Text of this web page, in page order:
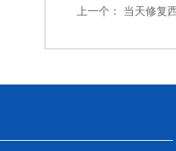
上一个： 当天修复